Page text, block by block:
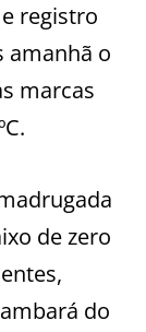
registro
amanhã o
marcas
de zero
do